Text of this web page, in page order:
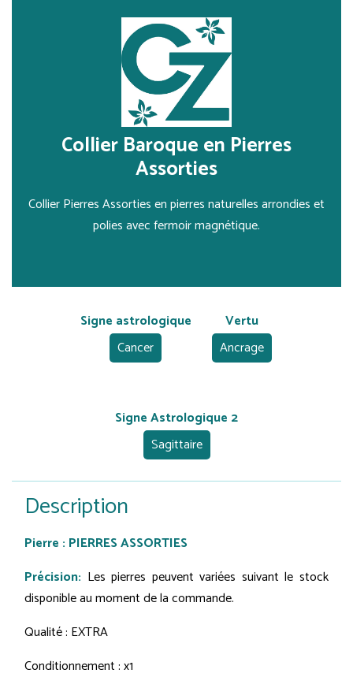
Collier Baroque en Pierres
Assorties
Collier Pierres Assorties en pierres naturelles arrondies et
polies avec fermoir magnétique.
Signe astrologique
Cancer
Vertu
Ancrage
Signe Astrologique 2
Sagittaire
Description
Pierre : PIERRES ASSORTIES
Précision: Les pierres peuvent variées suivant le stock
disponible au moment de la commande.
Qualité : EXTRA
Conditionnement : x1